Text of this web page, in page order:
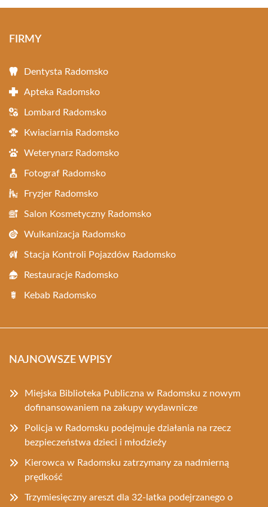
FIRMY
Dentysta Radomsko
Apteka Radomsko
Lombard Radomsko
Kwiaciarnia Radomsko
Weterynarz Radomsko
Fotograf Radomsko
Fryzjer Radomsko
Salon Kosmetyczny Radomsko
Wulkanizacja Radomsko
Stacja Kontroli Pojazdów Radomsko
Restauracje Radomsko
Kebab Radomsko
NAJNOWSZE WPISY
Miejska Biblioteka Publiczna w Radomsku z nowym
dofinansowaniem na zakupy wydawnicze
Policja w Radomsku podejmuje działania na rzecz
bezpieczeństwa dzieci i młodzieży
Kierowca w Radomsku zatrzymany za nadmierną
prędkość
Trzymiesięczny areszt dla 32-latka podejrzanego o